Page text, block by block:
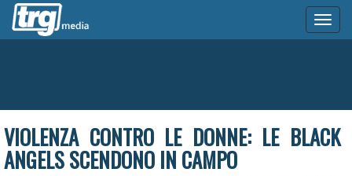
VIOLENZA CONTRO LE DONNE: LE BLACK
ANGELS SCENDONO IN CAMPO